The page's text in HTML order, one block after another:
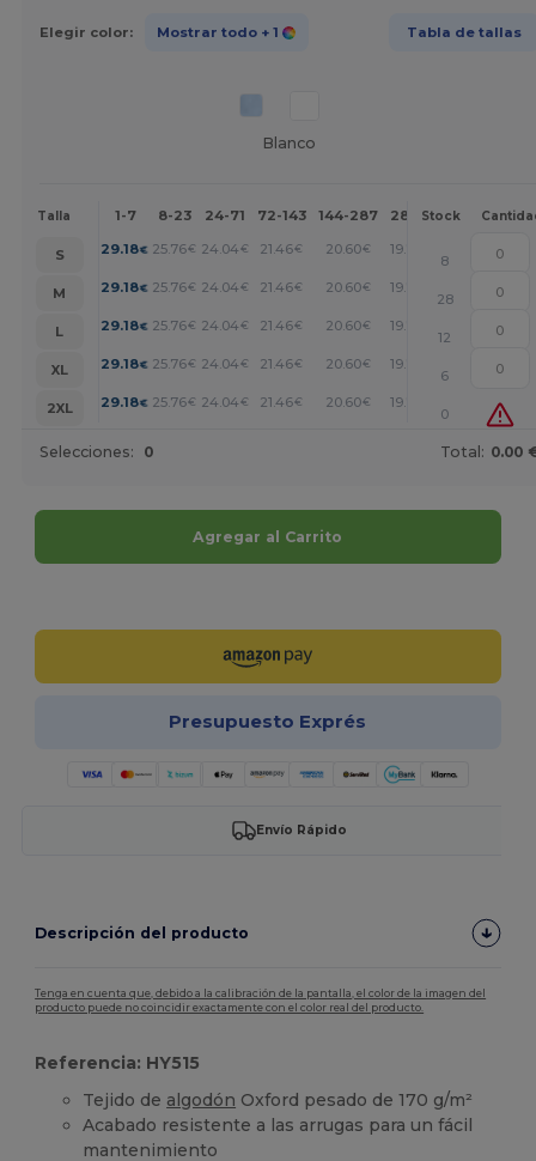
Elegir color: Mostrar todo + 1 Tabla de tallas
Blanco
Talla 1-7 8-23 24-71 72-143 144-287 288 + Más
Stock
S 29.18€ 25.76€ 24.04€ 21.46€ 20.60€ 19.75
8
M
29.18€ 25.76€ 24.04€ 21.46€ 20.60€ 19.75 +
28
L
29.18€ 25.76€ 24.04€ 21.46€ 20.60€ 19.75
12
XL
29.18€ 25.76€ 24.04€ 21.46€ 20.60€ 19.75
6
2XL
29.18€ 25.76€ 24.04€ 21.46€ 20.60€ 19.75
0
Selecciones: 0 Total: 0.00
Agregar al Carrito
Presupuesto Exprés
Envío Rápido
Descripción del producto
Tenga en cuenta que, debido a la calibración de la pantalla, el color de la imagen del
producto puede no coincidir exactamente con el color real del producto.
Referencia: HY515
Tejido de algodón Oxford pesado de 170 g/m²
Acabado resistente a las arrugas para un fácil
mantenimiento